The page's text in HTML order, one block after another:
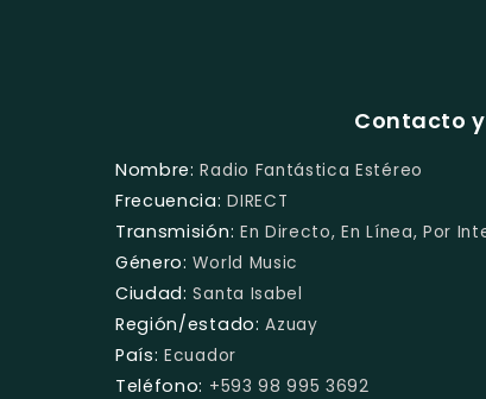
Contacto
Nombre: Radio Fantástica Estéreo
Frecuencia: DIRECT
Transmisión: En Directo, En Línea, Por
Género: World Music
Ciudad: Santa Isabel
Región/estado: Azuay
País: Ecuador
Teléfono: +593 98 995 3692